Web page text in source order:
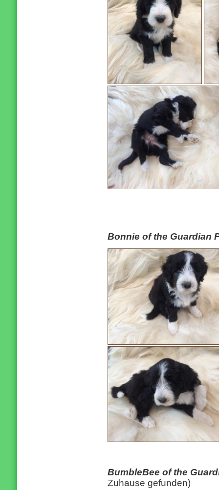
Bonnie of the Guardian
BumbleBee of the
Zuhause gefunden)